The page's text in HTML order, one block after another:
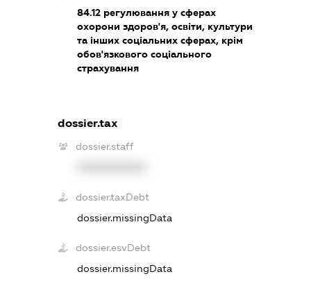
84.12регулювання у сферах
охорони здоров'я, освіти, культури
та інших соціальних сферах, крім
обов'язкового соціального
страхування
dossier.tax
dossier.staff
dossier.taxDebt
dossier.missingData
dossier.esvDebt
dossier.missingData